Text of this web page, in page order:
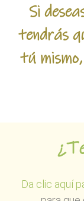
Si
tendrás
tú
Da clic aquí